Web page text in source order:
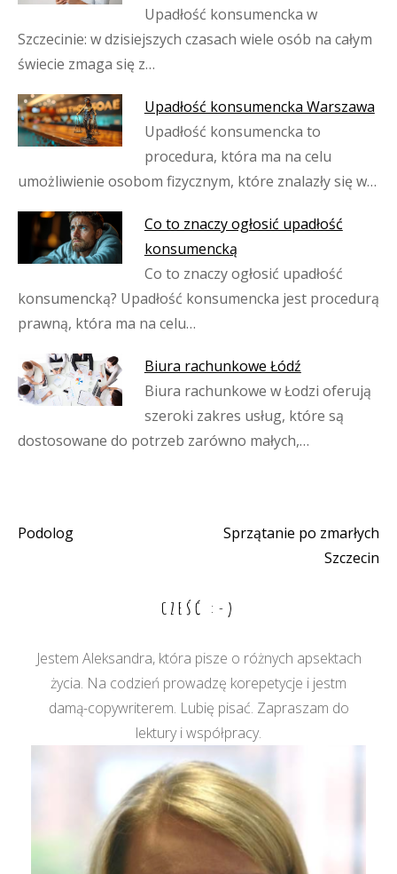
Upadłość konsumencka w
Szczecinie: w dzisiejszych czasach wiele osób na całym
świecie zmaga się z…
Upadłość konsumencka Warszawa
Upadłość konsumencka to
procedura, która ma na celu
umożliwienie osobom fizycznym, które znalazły się w…
Co to znaczy ogłosić upadłość
konsumencką
Co to znaczy ogłosić upadłość
konsumencką? Upadłość konsumencka jest procedurą
prawną, która ma na celu…
Biura rachunkowe Łódź
Biura rachunkowe w Łodzi oferują
szeroki zakres usług, które są
dostosowane do potrzeb zarówno małych,…
Nawigacja
Podolog
Sprzątanie po zmarłych
Szczecin
CZEŚĆ :-)
Jestem Aleksandra, która pisze o różnych apsektach
życia. Na codzień prowadzę korepetycje i jestm
damą-copywriterem. Lubię pisać. Zapraszam do
lektury i współpracy.